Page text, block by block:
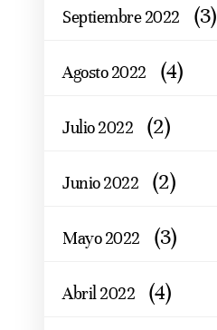
Septiembre 2022 (3)
Agosto 2022 (4)
Julio 2022 (2)
Junio 2022 (2)
Mayo 2022 (3)
Abril 2022 (4)